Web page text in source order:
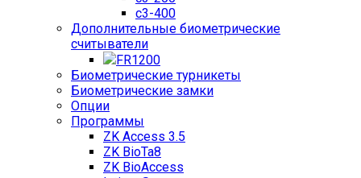
c3-400
Дополнительные биометрические
считыватели
FR1200
Биометрические турникеты
Биометрические замки
Опции
Программы
ZK Access 3.5
ZK BioTa8
ZK BioAccess